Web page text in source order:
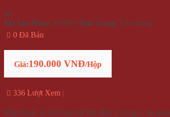
(0)
Mã Sản Phẩm: 65906 |Tình Trạng: Còn Hàng
0 Đã Bán
Giá:190.000 VNĐ/Hộp
336 Lượt Xem
Hộp thuốc lá tích hợp bật lửa điện 2 trong 1, dạ